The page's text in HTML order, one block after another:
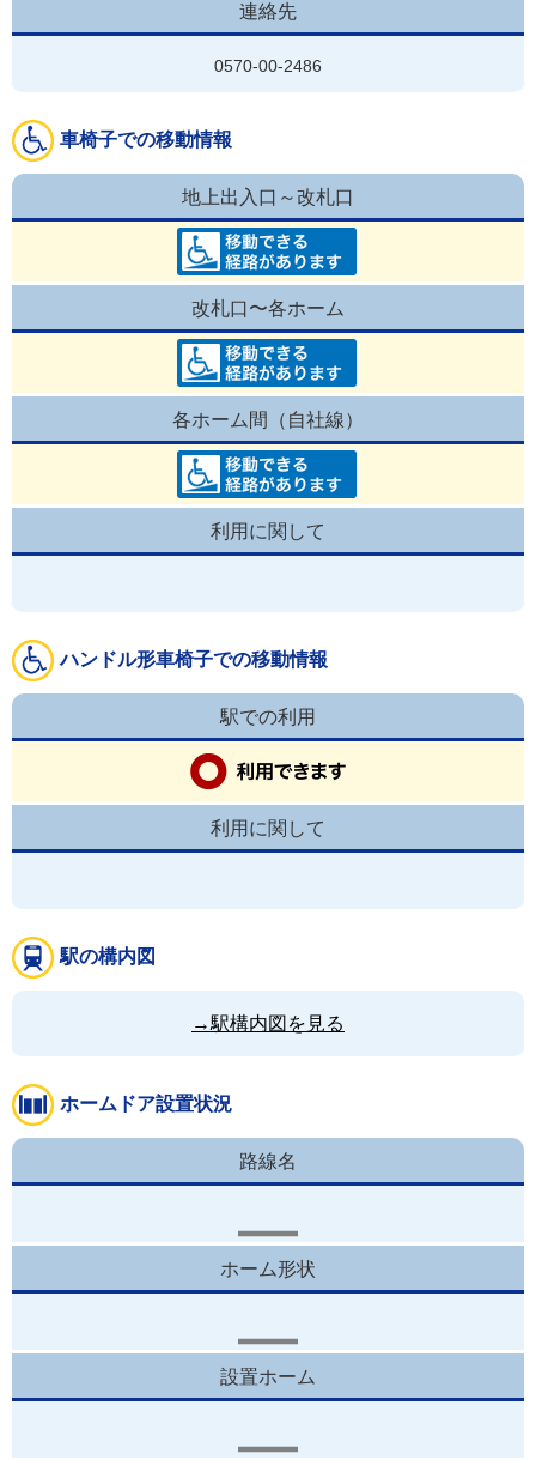
連絡先
0570-00-2486
車椅子での移動情報
地上出入口～改札口
改札口〜各ホーム
各ホーム間（自社線）
利用に関して
ハンドル形車椅子での移動情報
駅での利用
利用に関して
駅の構内図
→駅構内図を見る
ホームドア設置状況
路線名
ホーム形状
設置ホーム